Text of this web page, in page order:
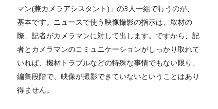
マン(兼カメラアシスタント)」の3人一組で行うのが、
基本です。ニュースで使う映像撮影の指示は、取材の
際、記者がカメラマンに対して出します。ですから、記
者とカメラマンのコミュニケーションがしっかり取れて
いれば、機材トラブルなどの特殊な事情でもない限り、
編集段階で、映像が撮影できていないということはあり
得ません。